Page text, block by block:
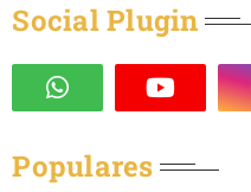
Social Plugin
Populares